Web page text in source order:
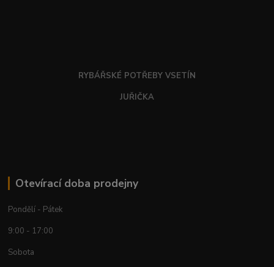
RYBÁŘSKÉ POTŘEBY VSETÍN
JUŘIČKA
Otevírací doba prodejny
Pondělí - Pátek
9:00 - 17:00
Sobota